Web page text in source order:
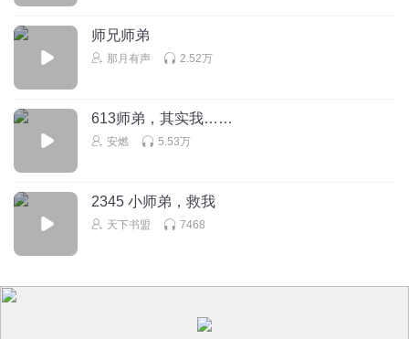
师兄师弟
那月有声 2.52万
613师弟，其实我……
安燃 5.53万
2345 小师弟，救我
天下书盟 7468